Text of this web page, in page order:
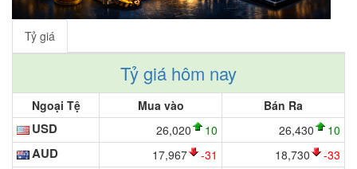
Tỷ giá
Tỷ giá hôm nay
Ngoại Tệ Mua vào Bán Ra
USD 26,020 10 26,430 10
AUD 17,967 -31 18,730 -33